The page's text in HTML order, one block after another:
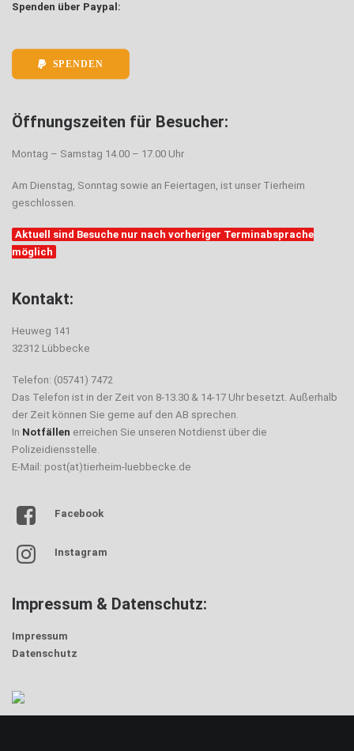
Spenden über Paypal:
SPENDEN
Öffnungszeiten für Besucher:
Montag – Samstag 14.00 – 17.00 Uhr
Am Dienstag, Sonntag sowie an Feiertagen, ist unser Tierheim
geschlossen.
Aktuell sind Besuche nur nach vorheriger Terminabsprache
möglich
Kontakt:
Heuweg 141
32312 Lübbecke
Telefon: (05741) 7472
Das Telefon ist in der Zeit von 8-13.30 & 14-17 Uhr besetzt. Außerhalb
der Zeit können Sie gerne auf den AB sprechen.
In Notfällen erreichen Sie unseren Notdienst über die
Polizeidiensstelle.
E-Mail: post(at)tierheim-luebbecke.de
Facebook
Instagram
Impressum & Datenschutz:
Impressum
Datenschutz